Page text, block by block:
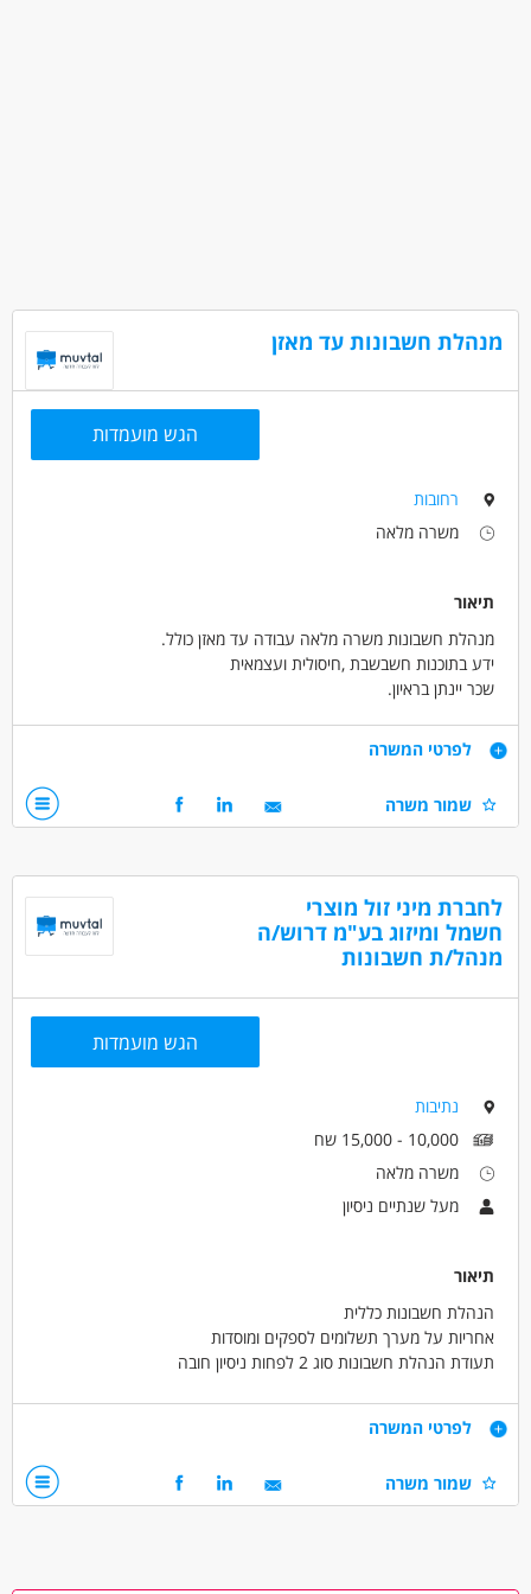
מנהלת חשבונות עד מאזן
הגש מועמדות
רחובות
משרה מלאה
תיאור
מנהלת חשבונות משרה מלאה עבודה עד מאזן כולל.
ידע בתוכנות חשבשבת ,חיסולית ועצמאית
שכר יינתן בראיון.
דרישות
עבודה עד מאזן .ידע בתוכנות חשבשבת,חיסולית ועצמאית.
בעלת ראש גדול ויחסי אנוש מעולים.
חשבונאות וכספים - מנהל/ת חשבונות
חשבונאות וכספים - מנהל/ת חשבונות ראשי
חשבונאות וכספים - מתמחה בייעוץ מס
משרה מלאה
המגזר החרדי
לפרטי המשרה
שמור משרה
לחברת מיני זול מוצרי
חשמל ומיזוג בע"מ דרוש/ה
מנהל/ת חשבונות
הגש מועמדות
נתיבות
10,000 - 15,000 שח
משרה מלאה
מעל שנתיים ניסיון
תיאור
הנהלת חשבונות כללית
אחריות על מערך תשלומים לספקים ומוסדות
תעודת הנהלת חשבונות סוג 2 לפחות ניסיון חובה
ידע בהכנת משכורות
התאמות ספקים/בנקים
דרישות
אחריות על מערך תשלומים לספקים ומוסדות
תעודת הנהלת חשבונות סוג 2 לפחות ניסיון חובה
לפרטי המשרה
שמור משרה